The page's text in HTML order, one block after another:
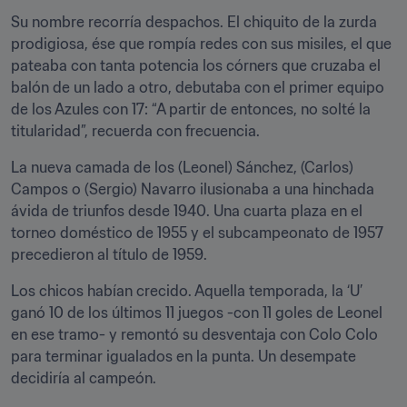
Su nombre recorría despachos. El chiquito de la zurda
prodigiosa, ése que rompía redes con sus misiles, el que
pateaba con tanta potencia los córners que cruzaba el
balón de un lado a otro, debutaba con el primer equipo
de los Azules con 17: “A partir de entonces, no solté la
titularidad”, recuerda con frecuencia.
La nueva camada de los (Leonel) Sánchez, (Carlos)
Campos o (Sergio) Navarro ilusionaba a una hinchada
ávida de triunfos desde 1940. Una cuarta plaza en el
torneo doméstico de 1955 y el subcampeonato de 1957
precedieron al título de 1959.
Los chicos habían crecido. Aquella temporada, la ‘U’
ganó 10 de los últimos 11 juegos -con 11 goles de Leonel
en ese tramo- y remontó su desventaja con Colo Colo
para terminar igualados en la punta. Un desempate
decidiría al campeón.